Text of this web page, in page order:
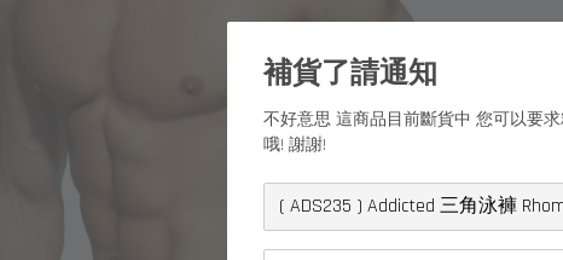
補貨了請通知
不好意思 這商品目前斷貨中 您可以要
哦! 謝謝!